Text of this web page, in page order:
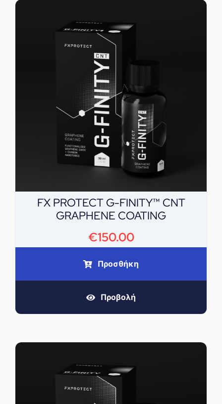
FX PROTECT G-FINITY™ CNT
GRAPHENE COATING
€150.00
Προσθήκη
Προβολή